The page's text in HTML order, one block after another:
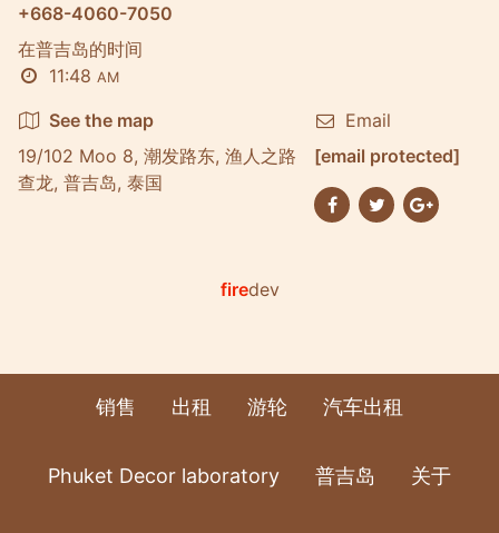
+668-4060-7050
在普吉岛的时间
11:48 AM
See the map
19/102 Moo 8, 潮发路东, 渔人之路
查龙, 普吉岛, 泰国
Email
[email protected]
firedev
销售 出租 游轮 汽车出租
Phuket Decor laboratory 普吉岛 关于